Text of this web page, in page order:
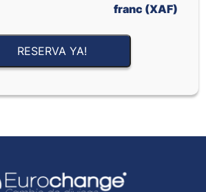
franc (XAF)
RESERVA YA!